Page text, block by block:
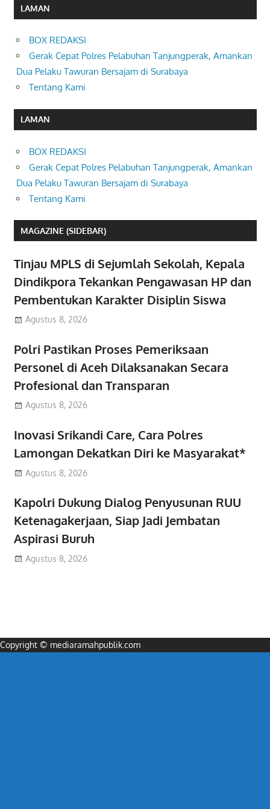
LAMAN
BOX REDAKSI
Gerak Cepat Polres Pelabuhan Tanjungperak, Amankan
Dua Pelaku Tawuran Bersajam di Surabaya
Tentang Kami
LAMAN
BOX REDAKSI
Gerak Cepat Polres Pelabuhan Tanjungperak, Amankan
Dua Pelaku Tawuran Bersajam di Surabaya
Tentang Kami
MAGAZINE (SIDEBAR)
Tinjau MPLS di Sejumlah Sekolah, Kepala
Dindikpora Tekankan Pengawasan HP dan
Pembentukan Karakter Disiplin Siswa
Agustus 8, 2026
Polri Pastikan Proses Pemeriksaan
Personel di Aceh Dilaksanakan Secara
Profesional dan Transparan
Agustus 8, 2026
Inovasi Srikandi Care, Cara Polres
Lamongan Dekatkan Diri ke Masyarakat*
Agustus 8, 2026
Kapolri Dukung Dialog Penyusunan RUU
Ketenagakerjaan, Siap Jadi Jembatan
Aspirasi Buruh
Agustus 8, 2026
Copyright © mediaramahpublik.com